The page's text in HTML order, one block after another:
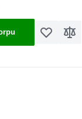
Dodaj u